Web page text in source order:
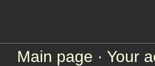
Main page · Your